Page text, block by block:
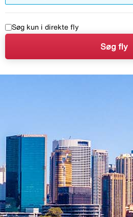
Søg kun i direkte fly
Søg fly